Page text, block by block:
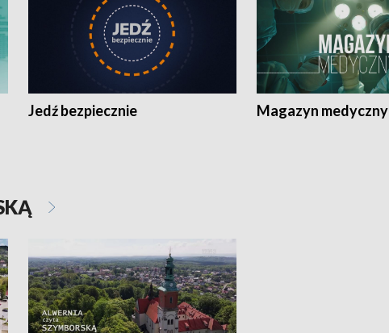
Jedź bezpiecznie Magazyn medyczny